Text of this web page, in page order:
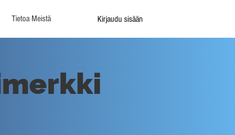
Tietoa Meistä Kirjaudu sisään